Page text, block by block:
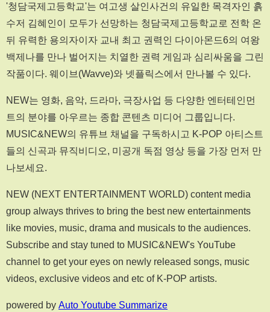
'청담국제고등학교'는 여고생 살인사건의 유일한 목격자인 흙
수저 김혜인이 모두가 선망하는 청담국제고등학교로 전학 온
뒤 유력한 용의자이자 교내 최고 권력인 다이아몬드6의 여왕
백제나를 만나 벌어지는 치열한 권력 게임과 심리싸움을 그린
작품이다. 웨이브(Wavve)와 넷플릭스에서 만나볼 수 있다.
NEW는 영화, 음악, 드라마, 극장사업 등 다양한 엔터테인먼
트의 분야를 아우르는 종합 콘텐츠 미디어 그룹입니다.
MUSIC&NEW의 유튜브 채널을 구독하시고 K-POP 아티스트
들의 신곡과 뮤직비디오, 미공개 독점 영상 등을 가장 먼저 만
나보세요.
NEW (NEXT ENTERTAINMENT WORLD) content media
group always thrives to bring the best new entertainments
like movies, music, drama and musicals to the audiences.
Subscribe and stay tuned to MUSIC&NEW's YouTube
channel to get your eyes on newly released songs, music
videos, exclusive videos and etc of K-POP artists.
powered by Auto Youtube Summarize